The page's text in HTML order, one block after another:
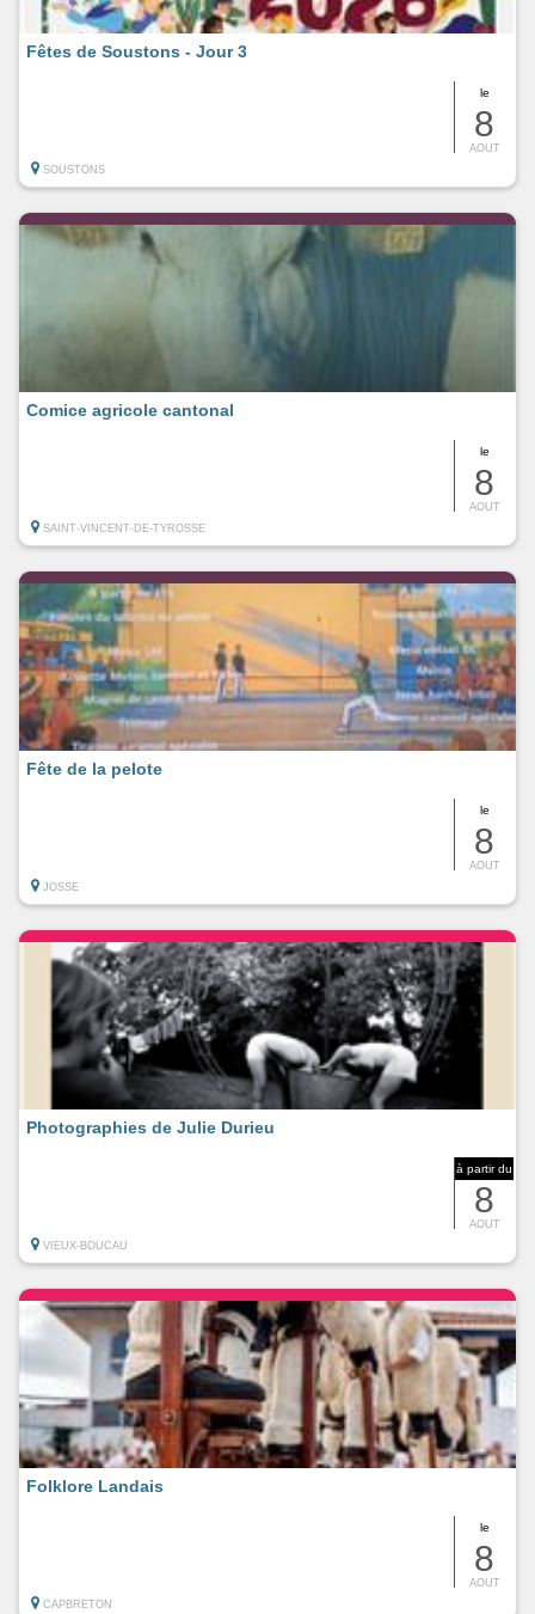
le
8
AOUT
Fêtes de Soustons - Jour 3
SOUSTONS
le
8
AOUT
Comice agricole cantonal
SAINT-VINCENT-DE-TYROSSE
le
8
AOUT
Fête de la pelote
JOSSE
à partir du
8
AOUT
Photographies de Julie Durieu
VIEUX-BOUCAU
le
8
AOUT
Folklore Landais
CAPBRETON